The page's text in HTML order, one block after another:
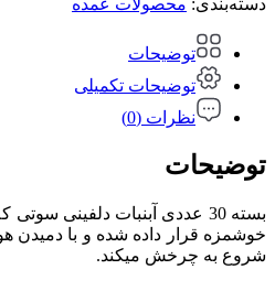
دسته‌بندی: محصولات عمده
توضیحات
توضیحات تکمیلی
نظرات (0)
توضیحات
بسته 30 عددی آبنبات دلفینی
خوشمزه قرار داده شده و با دمیدن
شروع به چرخش میکند.